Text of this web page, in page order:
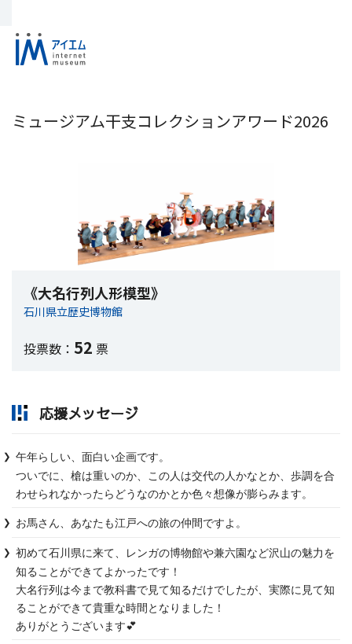
ミュージアム干支コレクションアワード2026
《大名行列人形模型》
石川県立歴史博物館
投票数： 52 票
応援メッセージ
午年らしい、面白い企画です。
ついでに、槍は重いのか、この人は交代の人かなとか、歩調を合
わせられなかったらどうなのかとか色々想像が膨らみます。
お馬さん、あなたも江戸への旅の仲間ですよ。
初めて石川県に来て、レンガの博物館や兼六園など沢山の魅力を
知ることができてよかったです！
大名行列は今まで教科書で見て知るだけでしたが、実際に見て知
ることができて貴重な時間となりました！
ありがとうございます💕